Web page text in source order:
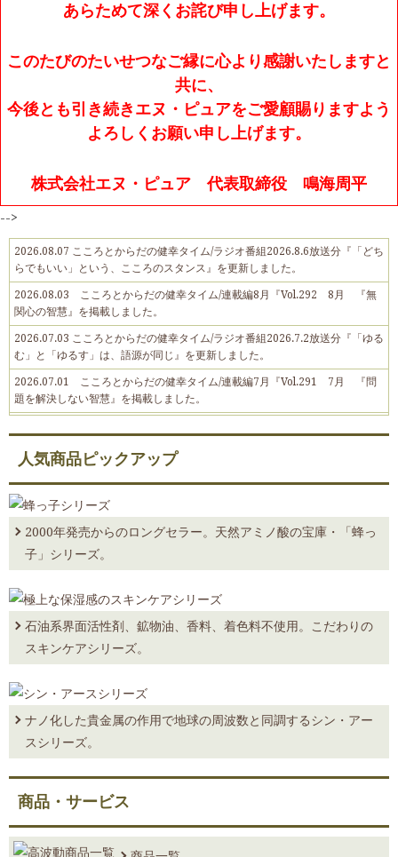
あらためて深くお詫び申し上げます。
このたびのたいせつなご縁に心より感謝いたしますと
共に、
今後とも引き続きエヌ・ピュアをご愛顧賜りますよう
よろしくお願い申し上げます。
株式会社エヌ・ピュア 代表取締役 鳴海周平
-->
2026.08.07 こころとからだの健幸タイム/ラジオ番組2026.8.6放送分『「どち
らでもいい」という、こころのスタンス』を更新しました。
2026.08.03 こころとからだの健幸タイム/連載編8月『Vol.292 8月 『無
関心の智慧』を掲載しました。
2026.07.03 こころとからだの健幸タイム/ラジオ番組2026.7.2放送分『「ゆる
む」と「ゆるす」は、語源が同じ』を更新しました。
2026.07.01 こころとからだの健幸タイム/連載編7月『Vol.291 7月 『問
題を解決しない智慧』を掲載しました。
2026.06.05 こころとからだの健幸タイム/ラジオ番組2026.6.2放送分『笑顔の
効用』を更新しました。
2026.06.02 こころとからだの健幸タイム/連載編6月『Vol.290 6月 『損
をする智慧』を掲載しました。
2026.05.07 こころとからだの健幸タイム/ラジオ番組2026.5.5放送分『「明る
い」は「あ、軽い」』を更新しました。
層階か、低層階か』を掲載しました。
2026.04.10 こころとからだの健幸タイム/ラジオ番組2026.4.7放送分『「運」
に良し悪しなし（後編）』を更新しました。
字からひもとく 健幸の秘訣・中編』を掲載しました。
2026.03.06 こころとからだの健幸タイム/ラジオ番組2026.3.3放送分『「運」
に良し悪しなし（前編）』を更新しました。
2026.03.02 こころとからだの健幸タイム/連載編3月『Vol.287 3月 『漢
字からひもとく 健幸の秘訣・後編』を掲載しました。
2026.02.06 こころとからだの健幸タイム/ラジオ番組2026.2.3放送分『夢は、
2026.02.02 こころとからだの健幸タイム/連載編2月『Vol.286 2月 『漢
人気商品ピックアップ
2000年発売からのロングセラー。天然アミノ酸の宝庫・「蜂っ
子」シリーズ。
石油系界面活性剤、鉱物油、香料、着色料不使用。こだわりの
スキンケアシリーズ。
ナノ化した貴金属の作用で地球の周波数と同調するシン・アー
スシリーズ。
商品・サービス